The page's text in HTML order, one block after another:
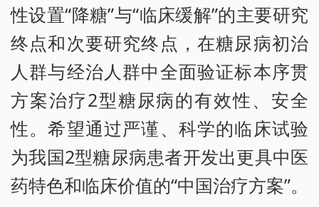
性设置“降糖”与“临床缓解”的主要研究
终点和次要研究终点，在糖尿病初治
人群与经治人群中全面验证标本序贯
方案治疗2型糖尿病的有效性、安全
性。希望通过严谨、科学的临床试验
为我国2型糖尿病患者开发出更具中医
药特色和临床价值的“中国治疗方案”。